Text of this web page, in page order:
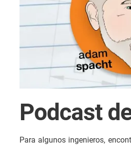
Podcast
Para algunos ingenieros,